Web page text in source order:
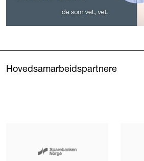
Hovedsamarbeidspartnere